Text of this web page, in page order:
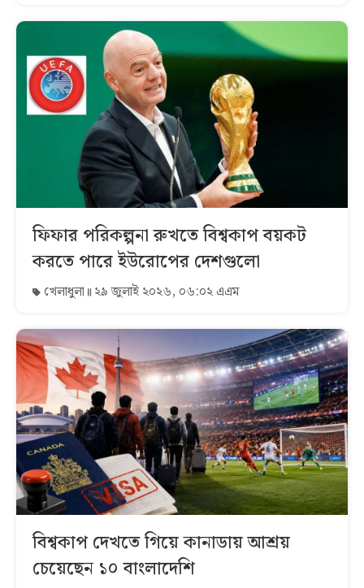
ফিফার পরিকল্পনা রুখতে বিশ্বকাপ বয়কট
করতে পারে ইউরোপের দেশগুলো
খেলাধুলা ২৯ জুলাই ২০২৬, ০৬:০২ এএম
বিশ্বকাপ দেখতে গিয়ে কানাডায় আশ্রয়
চেয়েছেন ১০ বাংলাদেশি